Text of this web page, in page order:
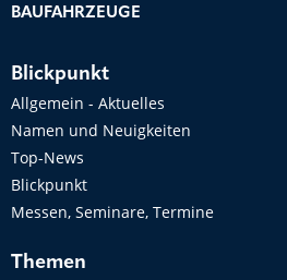
BAUFAHRZEUGE
Blickpunkt
Allgemein - Aktuelles
Namen und Neuigkeiten
Top-News
Blickpunkt
Messen, Seminare, Termine
Themen